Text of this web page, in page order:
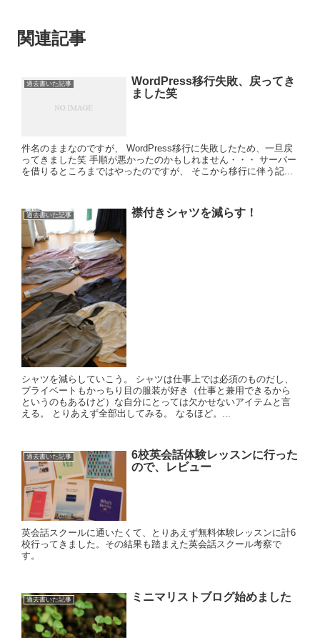
関連記事
過去書いた記事
WordPress移行失敗、戻ってき
ました笑
件名のままなのですが、 WordPress移行に失敗したため、一旦戻
ってきました笑 手順が悪かったのかもしれません・・・ サーバー
を借りるところまではやったのですが、 そこから移行に伴う記...
過去書いた記事 襟付きシャツを減らす！
シャツを減らしていこう。 シャツは仕事上では必須のものだし、
プライベートもかっちり目の服装が好き（仕事と兼用できるから
というのもあるけど）な自分にとっては欠かせないアイテムと言
える。 とりあえず全部出してみる。 なるほど。...
過去書いた記事
6校英会話体験レッスンに行った
ので、レビュー
英会話スクールに通いたくて、とりあえず無料体験レッスンに計6
校行ってきました。その結果も踏まえた英会話スクール考察で
す。
過去書いた記事 ミニマリストブログ始めました